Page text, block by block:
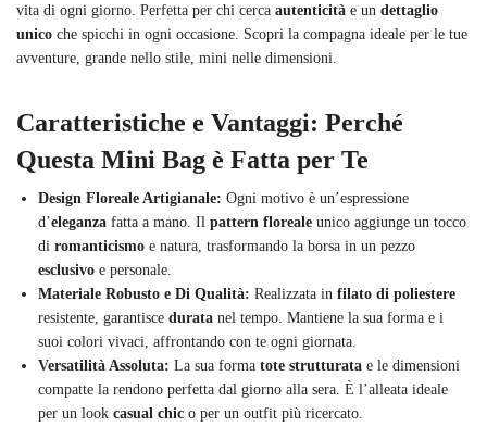
vita di ogni giorno. Perfetta per chi cerca autenticità e un dettaglio
unico che spicchi in ogni occasione. Scopri la compagna ideale per le tue
avventure, grande nello stile, mini nelle dimensioni.
Caratteristiche e Vantaggi: Perché
Questa Mini Bag è Fatta per Te
Design Floreale Artigianale: Ogni motivo è un’espressione
d’eleganza fatta a mano. Il pattern floreale unico aggiunge un tocco
di romanticismo e natura, trasformando la borsa in un pezzo
esclusivo e personale.
Materiale Robusto e Di Qualità: Realizzata in filato di poliestere
resistente, garantisce durata nel tempo. Mantiene la sua forma e i
suoi colori vivaci, affrontando con te ogni giornata.
Versatilità Assoluta: La sua forma tote strutturata e le dimensioni
compatte la rendono perfetta dal giorno alla sera. È l’alleata ideale
per un look casual chic o per un outfit più ricercato.